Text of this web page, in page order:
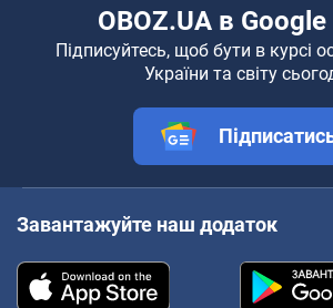
OBOZ.UA в
Підписуйтесь, щоб бути в курсі
України та світу
Завантажуйте наш додаток